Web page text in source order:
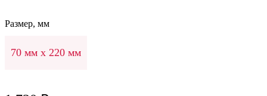
Размер, мм
70 мм х 220 мм